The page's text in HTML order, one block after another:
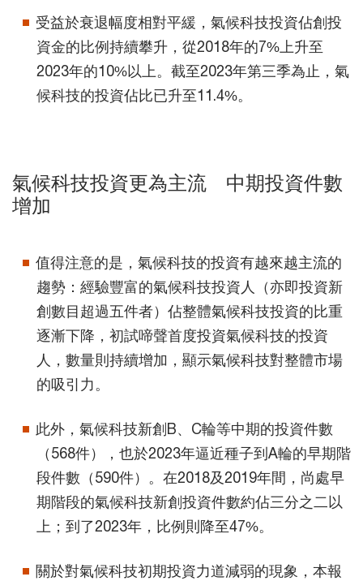
受益於衰退幅度相對平緩，氣候科技投資佔創投
資金的比例持續攀升，從2018年的7%上升至
2023年的10%以上。截至2023年第三季為止，氣
候科技的投資佔比已升至11.4%。
氣候科技投資更為主流 中期投資件數
增加
值得注意的是，氣候科技的投資有越來越主流的
趨勢：經驗豐富的氣候科技投資人（亦即投資新
創數目超過五件者）佔整體氣候科技投資的比重
逐漸下降，初試啼聲首度投資氣候科技的投資
人，數量則持續增加，顯示氣候科技對整體市場
的吸引力。
此外，氣候科技新創B、C輪等中期的投資件數
（568件），也於2023年逼近種子到A輪的早期階
段件數（590件）。在2018及2019年間，尚處早
期階段的氣候科技新創投資件數約佔三分之二以
上；到了2023年，比例則降至47%。
關於對氣候科技初期投資力道減弱的現象，本報